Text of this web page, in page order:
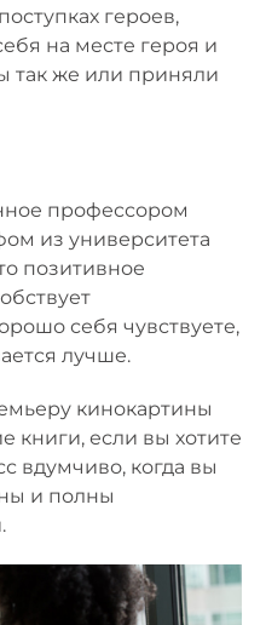
героев,
на месте героя и
так же или приняли
профессором
из университета
позитивное
себя чувствуете,
лучше.
кинокартины
книги, если вы хотите
вдумчиво, когда вы
и полны